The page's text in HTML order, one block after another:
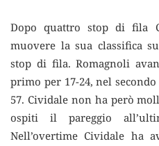
Dopo quattro stop di fila
muovere la sua classifica
stop di fila. Romagnoli
primo per 17-24, nel
57. Cividale non ha però
ospiti il pareggio
Nell’overtime Cividale ha